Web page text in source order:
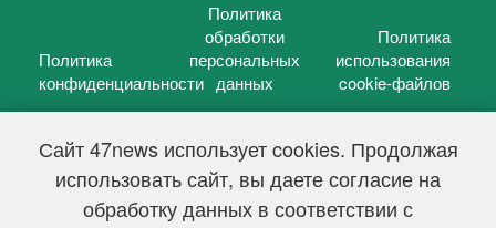
Сайт 47news использует cookies. Продолжая
использовать сайт, вы даете согласие на
обработку данных в соответствии с
Политика
конфиденциальности
Политика
обработки
персональных
данных
Политика
использования
cookie-файлов
47 новостей (47 news)2005 — 2026 г.
Свидетельство о регистрации СМИ Эл № ФС 77-39848, выдано